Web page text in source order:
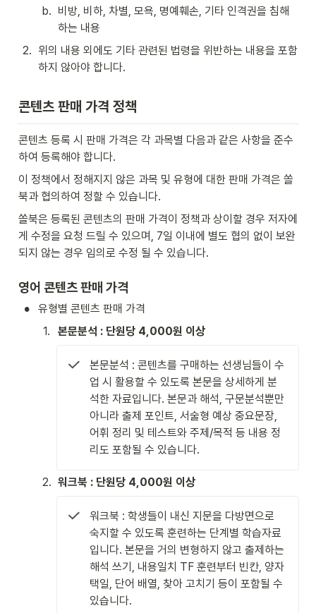
b. 비방, 비하, 차별, 모욕, 명예훼손, 기타 인격권을 침해
하는 내용
2. 위의 내용 외에도 기타 관련된 법령을 위반하는 내용을 포함
하지 않아야 합니다.
콘텐츠 판매 가격 정책
콘텐츠 등록 시 판매 가격은 각 과목별 다음과 같은 사항을 준수
하여 등록해야 합니다.
이 정책에서 정해지지 않은 과목 및 유형에 대한 판매 가격은 쏠
북과 협의하여 정할 수 있습니다.
쏠북은 등록된 콘텐츠의 판매 가격이 정책과 상이할 경우 저자에
게 수정을 요청 드릴 수 있으며, 7일 이내에 별도 협의 없이 보완
되지 않는 경우 임의로 수정 될 수 있습니다.
영어 콘텐츠 판매 가격
•
유형별 콘텐츠 판매 가격
1. 본문분석 : 단원당 4,000원 이상
본문분석 : 콘텐츠를 구매하는 선생님들이 수
업 시 활용할 수 있도록 본문을 상세하게 분
석한 자료입니다. 본문과 해석, 구문분석뿐만
아니라 출제 포인트, 서술형 예상 중요문장,
어휘 정리 및 테스트와 주제/목적 등 내용 정
리도 포함될 수 있습니다.
2. 워크북 : 단원당 4,000원 이상
워크북 : 학생들이 내신 지문을 다방면으로
숙지할 수 있도록 훈련하는 단계별 학습자료
입니다. 본문을 거의 변형하지 않고 출제하는
해석 쓰기, 내용일치 TF 훈련부터 빈칸, 양자
택일, 단어 배열, 찾아 고치기 등이 포함될 수
있습니다.